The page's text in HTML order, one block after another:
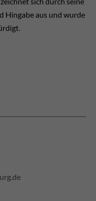
Hingabe aus und wurde